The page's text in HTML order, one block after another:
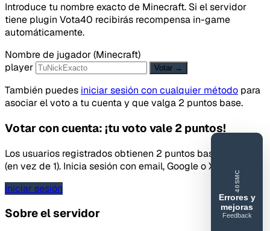
Introduce tu nombre exacto de Minecraft. Si el servidor
tiene plugin Vota40 recibirás recompensa in-game
automáticamente.
Nombre de jugador (Minecraft)
player
Votar →
También puedes iniciar sesión con cualquier método para
asociar el voto a tu cuenta y que valga 2 puntos base.
Votar con cuenta: ¡tu voto vale 2 puntos!
Los usuarios registrados obtienen 2 puntos base por voto
(en vez de 1). Inicia sesión con email, Google o X.
Iniciar sesión
Sobre el servidor
40SMC
Errores y
mejoras
Feedback